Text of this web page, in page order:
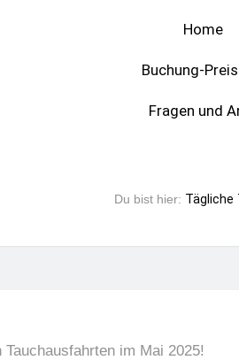
Home
Buchung-
Fragen und
Du bist hier: Tägliche
im Mai 2025!